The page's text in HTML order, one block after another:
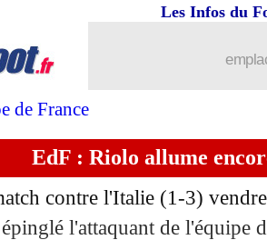
de France
Les Infos du
EdF : Riolo allume
contre l'Italie (1-3)
l'attaquant de l'équipe
: Carsley ferme la porte à
Gomes affiche sa
de Safonov
Emery blessé face à
Al-Khelaïfi - "la star, c'est